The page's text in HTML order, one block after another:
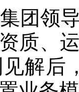
团领
质、
解后